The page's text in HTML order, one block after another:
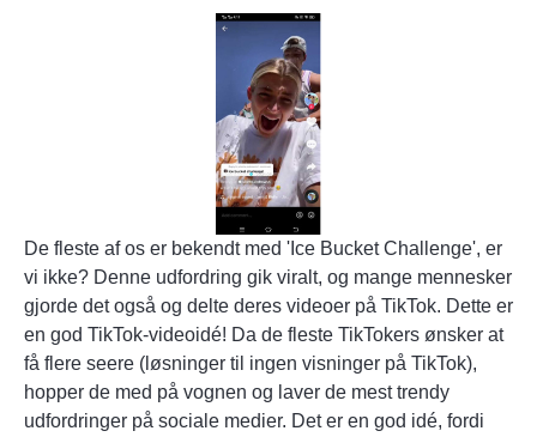
De fleste af os er bekendt med 'Ice Bucket Challenge', er
vi ikke? Denne udfordring gik viralt, og mange mennesker
gjorde det også og delte deres videoer på TikTok. Dette er
en god TikTok-videoidé! Da de fleste TikTokers ønsker at
få flere seere (løsninger til ingen visninger på TikTok),
hopper de med på vognen og laver de mest trendy
udfordringer på sociale medier. Det er en god idé, fordi